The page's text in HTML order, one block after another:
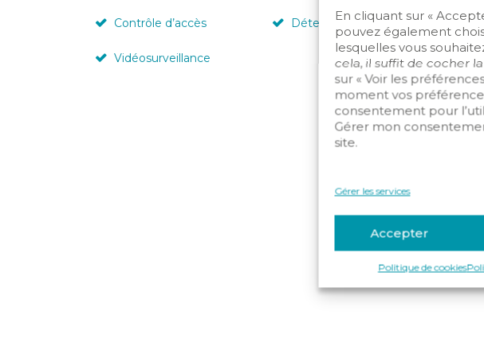
En cliquant sur «
pouvez également
lesquelles vous
cela, il suffit de cocher
sur « Voir les
moment vos
consentement pour
Gérer mon
site.
Gérer les services
Accepter
Politique de cookies
Contrôle d’accès Détection intrusion
Vidéosurveillance